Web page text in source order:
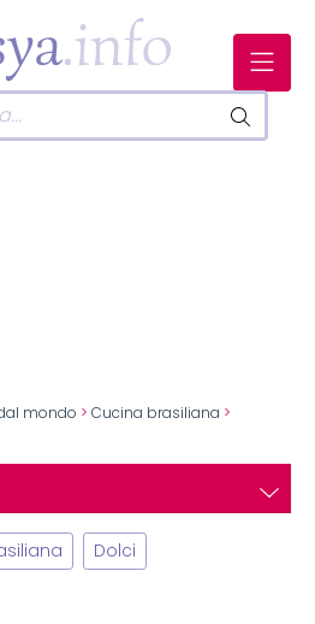
mondo > Cucina brasiliana >
Dolci